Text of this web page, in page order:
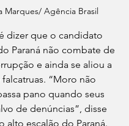
Marques/ Agência Brasil
dizer que o candidato
Paraná não combate de
e ainda se aliou a
“Moro não
pano quando seus
de denúncias”, disse
alto escalão do Paraná.